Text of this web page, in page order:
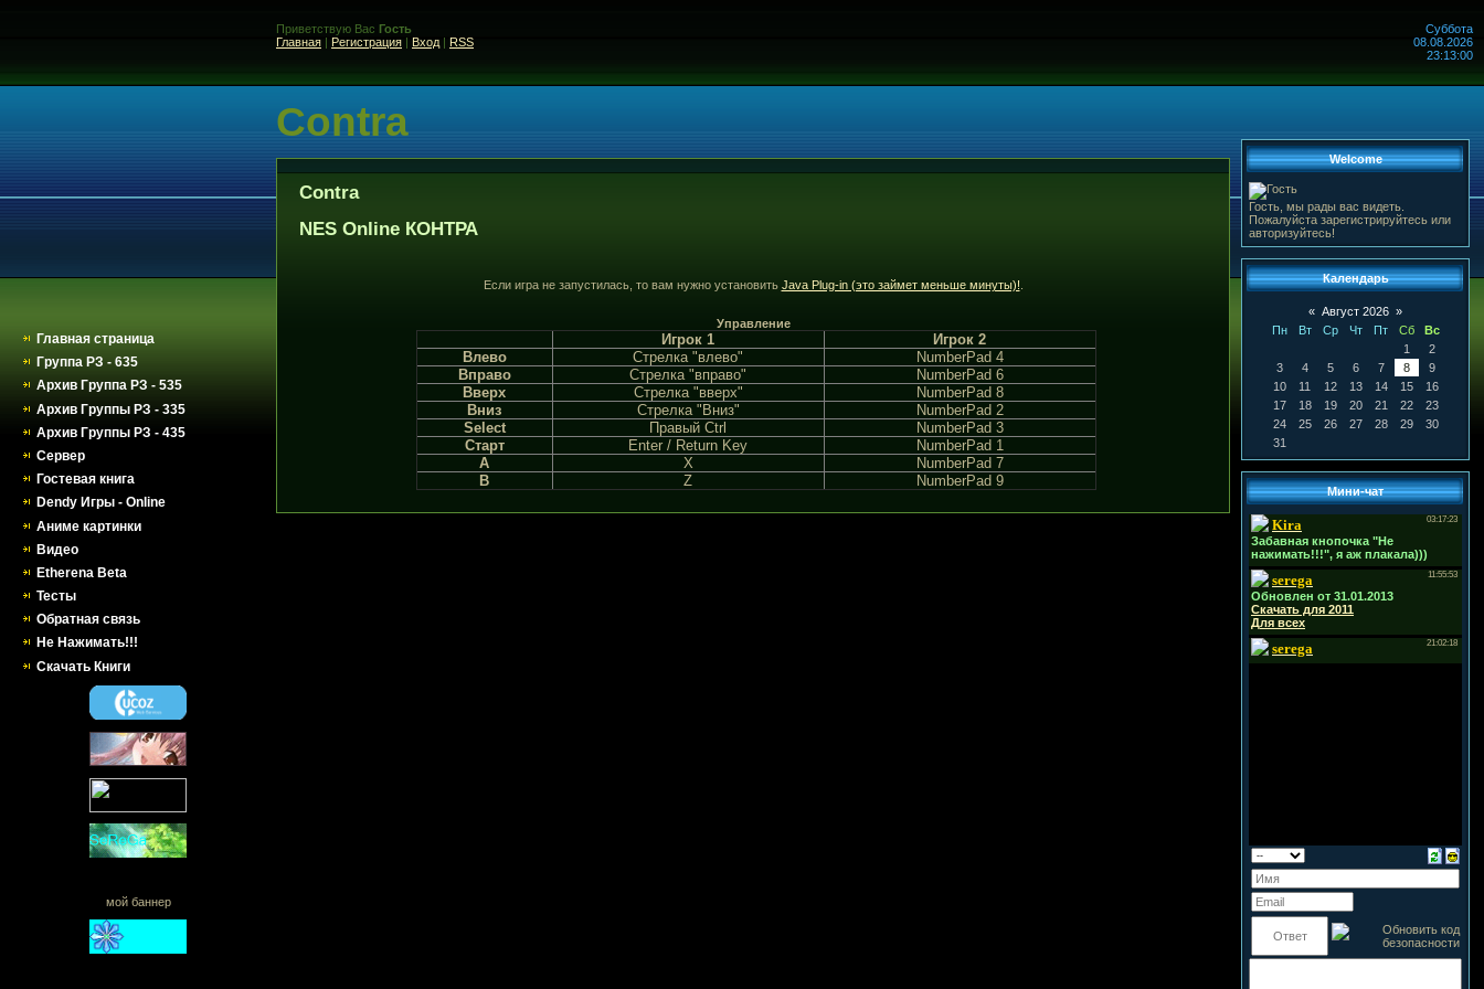
Главная страница
Группа РЗ - 635
Архив Группа РЗ - 535
Архив Группы РЗ - 335
Архив Группы РЗ - 435
Сервер
Гостевая книга
Dendy Игры - Online
Аниме картинки
Видео
Etherena Beta
Тесты
Обратная связь
Не Нажимать!!!
Скачать Книги
мой баннер
Приветствую Вас Гость
Главная | Регистрация | Вход | RSS
Contra
Contra
NES Online КОНТРА
Если игра не запустилась, то вам нужно установить Java Plug-in (это займет меньше минуты)!
Управление
Игрок 1
Игрок 2
Влево
Стрелка "влево"
NumberPad 4
Вправо
Стрелка "вправо"
NumberPad 6
Вверх
Стрелка "вверх"
NumberPad 8
Вниз
Стрелка "Вниз"
NumberPad 2
Select
Правый Ctrl
NumberPad 3
Старт
Enter / Return Key
NumberPad 1
A
X
NumberPad 7
B
Z NumberPad 9
Суббота
08.08.2026
23:13:00
Welcome
Гость, мы рады вас видеть.
Пожалуйста зарегистрируйтесь или
авторизуйтесь!
Календарь
« Август 2026 »
Пн
Вт Ср Чт Пт Сб
Вс
1
2
3
4 5 6 7 8
9
10
11 12 13 14 15
16
17
18 19 20 21 22
23
24
25 26 27 28 29
30
31
Мини-чат